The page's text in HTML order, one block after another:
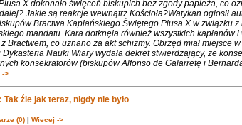
X dokonało święceń biskupich bez zgody papieża, co
Jakie są reakcje wewnątrz Kościoła?Watykan ogłosił
Bractwa Kapłańskiego Świętego Piusa X w związku
mandatu. Kara dotknęła również wszystkich kapłanów
Bractwem, co uznano za akt schizmy. Obrzęd miał miejsce
Nauki Wiary wydała dekret stwierdzający, że
konsekratorów (biskupów Alfonso de Galarretę i
->
źle jak teraz, nigdy nie było
(0)| Wiecej ->